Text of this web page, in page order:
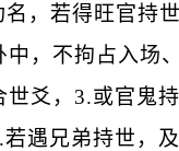
，若得旺官持
中，不拘占入场
世爻，3.或官鬼
遇兄弟持世，